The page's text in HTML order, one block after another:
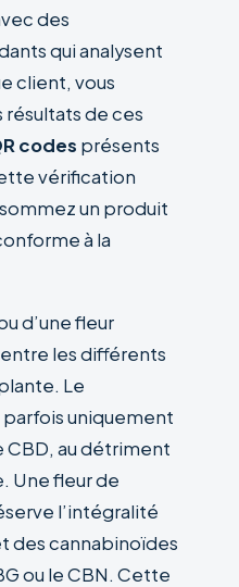
des
qui analysent
client, vous
de ces
codes présents
vérification
un produit
à la
d’une fleur
les différents
Le
uniquement
CBD, au détriment
Une fleur de
l’intégralité
des cannabinoïdes
ou le CBN. Cette